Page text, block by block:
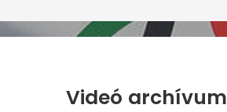
Videó archívum